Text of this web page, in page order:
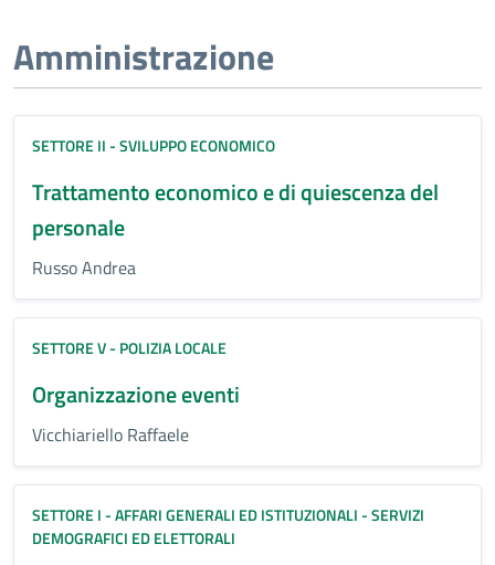
Amministrazione
SETTORE II - SVILUPPO ECONOMICO
Trattamento economico e di quiescenza del
personale
Russo Andrea
SETTORE V - POLIZIA LOCALE
Organizzazione eventi
Vicchiariello Raffaele
SETTORE I - AFFARI GENERALI ED ISTITUZIONALI - SERVIZI
DEMOGRAFICI ED ELETTORALI